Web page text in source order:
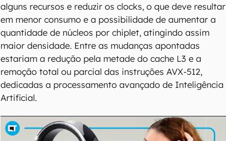
alguns recursos e reduzir os clocks, o que deve resultar
em menor consumo e a possibilidade de aumentar a
quantidade de núcleos por chiplet, atingindo assim
maior densidade. Entre as mudanças apontadas
estariam a redução pela metade do cache L3 e a
remoção total ou parcial das instruções AVX-512,
dedicadas a processamento avançado de Inteligência
Artificial.